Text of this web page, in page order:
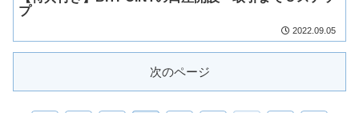
プ
2022.09.05
次のページ